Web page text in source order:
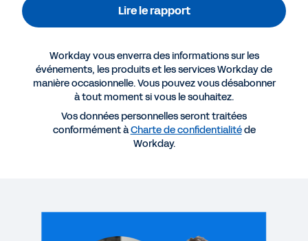
Plus de ressources
RAPPORT
IDC MarketScape : Évaluation mondiale 2022 des
Lire le rapport
Workday vous enverra des informations sur les
événements, les produits et les services Workday de
manière occasionnelle. Vous pouvez vous désabonner
à tout moment si vous le souhaitez.
Vos données personnelles seront traitées
conformément àCharte de confidentialitéde
Workday.